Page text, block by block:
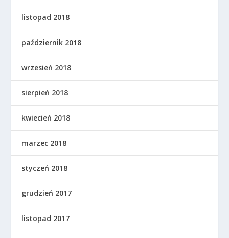
listopad 2018
październik 2018
wrzesień 2018
sierpień 2018
kwiecień 2018
marzec 2018
styczeń 2018
grudzień 2017
listopad 2017